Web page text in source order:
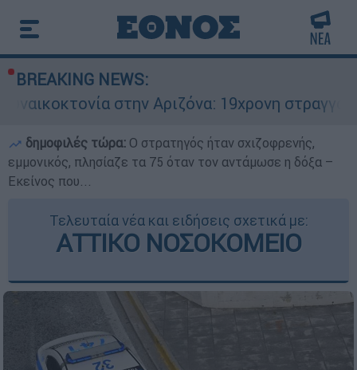
BREAKING NEWS:
στην Αριζόνα: 19χρονη στραγγαλίστηκε από
δημοφιλές τώρα: O στρατηγός ήταν σχιζοφρενής,
εμμονικός, πλησίαζε τα 75 όταν τον αντάμωσε η δόξα –
Εκείνος που...
Τελευταία νέα και ειδήσεις σχετικά με:
ΑΤΤΙΚΟ ΝΟΣΟΚΟΜΕΙΟ